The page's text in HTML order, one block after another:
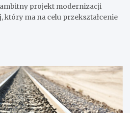
projekt modernizacji
ma na celu przekształcenie